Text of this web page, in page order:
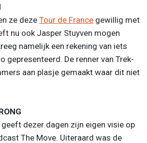
ze deze Tour de France gewillig met
nu ook Jasper Stuyven mogen
namelijk een rekening van iets
gepresenteerd. De renner van Trek-
aan plasje gemaakt waar dit niet
dezer dagen zijn eigen visie op
The Move. Uiteraard was de